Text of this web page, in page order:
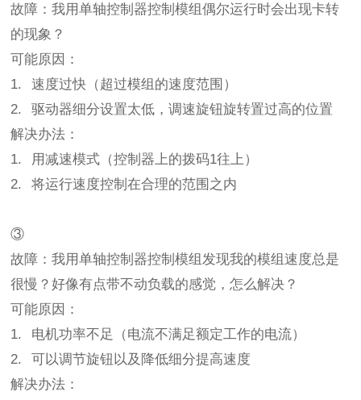
故障：我用单轴控制器控制模组偶尔运行时会出现卡转
的现象？
可能原因：
1. 速度过快（超过模组的速度范围）
2. 驱动器细分设置太低，调速旋钮旋转置过高的位置
解决办法：
1. 用减速模式（控制器上的拨码1往上）
2. 将运行速度控制在合理的范围之内
③
故障：我用单轴控制器控制模组发现我的模组速度总是
很慢？好像有点带不动负载的感觉，怎么解决？
可能原因：
1. 电机功率不足（电流不满足额定工作的电流）
2. 可以调节旋钮以及降低细分提高速度
解决办法：